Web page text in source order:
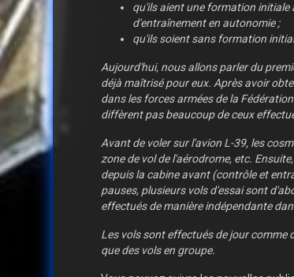
qu'ils aient une formation initiale
d'entraînement en autonomie ;
qu'ils soient sans formation
Aujourd'hui, nous allons parler du
déjà maîtrisé pour eux. Après avoir
dans les forces armées de la
diffèrent pas beaucoup de ceux
Avant de voler sur l'avion L-39, les
zone de vol de l'aérodrome, etc.
depuis la cabine avant (contrôle et
pauses, plusieurs vols d'essai sont
effectués de manière indépendante
Les vols sont effectués de jour comme
que des vols en groupe.